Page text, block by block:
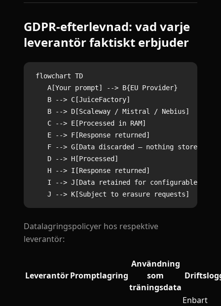
GDPR-efterlevnad: vad varje
leverantör faktiskt erbjuder
flowchart TD
    A[Your prompt] --> B{EU Provider}
    B --> C[JuiceFactory]
    B --> D[Scaleway / Mistral / Nebius]
    C --> E[Processed in RAM]
    E --> F[Response returned]
    F --> G[Data discarded — nothing stored]
    D --> H[Processed]
    H --> I[Response returned]
I --> J[Data retained for configurable
Datalagringspolicyer hos respektive
leverantör:
Leverantör Promptlagring
Användning
som
träningsdata
Enbart